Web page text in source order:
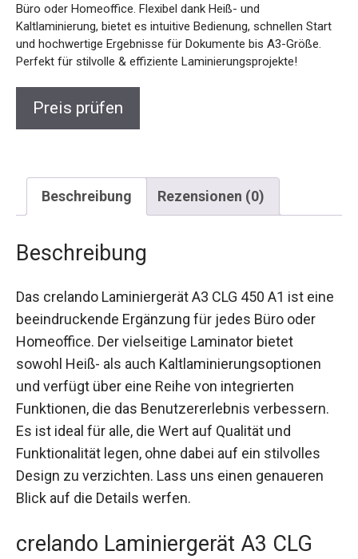
Büro oder Homeoffice. Flexibel dank Heiß- und
Kaltlaminierung, bietet es intuitive Bedienung, schnellen Start
und hochwertige Ergebnisse für Dokumente bis A3-Größe.
Perfekt für stilvolle & effiziente Laminierungsprojekte!
Preis prüfen
Beschreibung Rezensionen (0)
Beschreibung
Das crelando Laminiergerät A3 CLG 450 A1 ist eine
beeindruckende Ergänzung für jedes Büro oder
Homeoffice. Der vielseitige Laminator bietet
sowohl Heiß- als auch Kaltlaminierungsoptionen
und verfügt über eine Reihe von integrierten
Funktionen, die das Benutzererlebnis verbessern.
Es ist ideal für alle, die Wert auf Qualität und
Funktionalität legen, ohne dabei auf ein stilvolles
Design zu verzichten. Lass uns einen genaueren
Blick auf die Details werfen.
crelando Laminiergerät A3 CLG